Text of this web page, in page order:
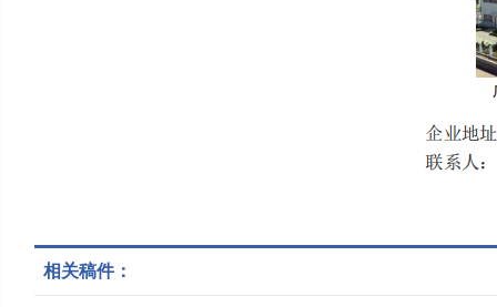
相关稿件：